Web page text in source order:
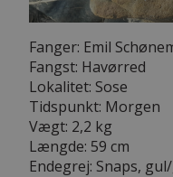
Fanger: Emil
Fangst: Havørred
Lokalitet: Sose
Tidspunkt: Morgen
Vægt: 2,2 kg
Længde: 59 cm
Endegrej: Snaps,